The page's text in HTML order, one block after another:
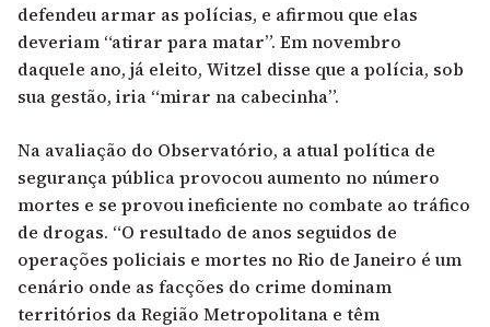
defendeu armar as polícias, e afirmou que elas
deveriam “atirar para matar”. Em novembro
daquele ano, já eleito, Witzel disse que a polícia, sob
sua gestão, iria “mirar na cabecinha”.
Na avaliação do Observatório, a atual política de
segurança pública provocou aumento no número
mortes e se provou ineficiente no combate ao tráfico
de drogas. “O resultado de anos seguidos de
operações policiais e mortes no Rio de Janeiro é um
cenário onde as facções do crime dominam
territórios da Região Metropolitana e têm